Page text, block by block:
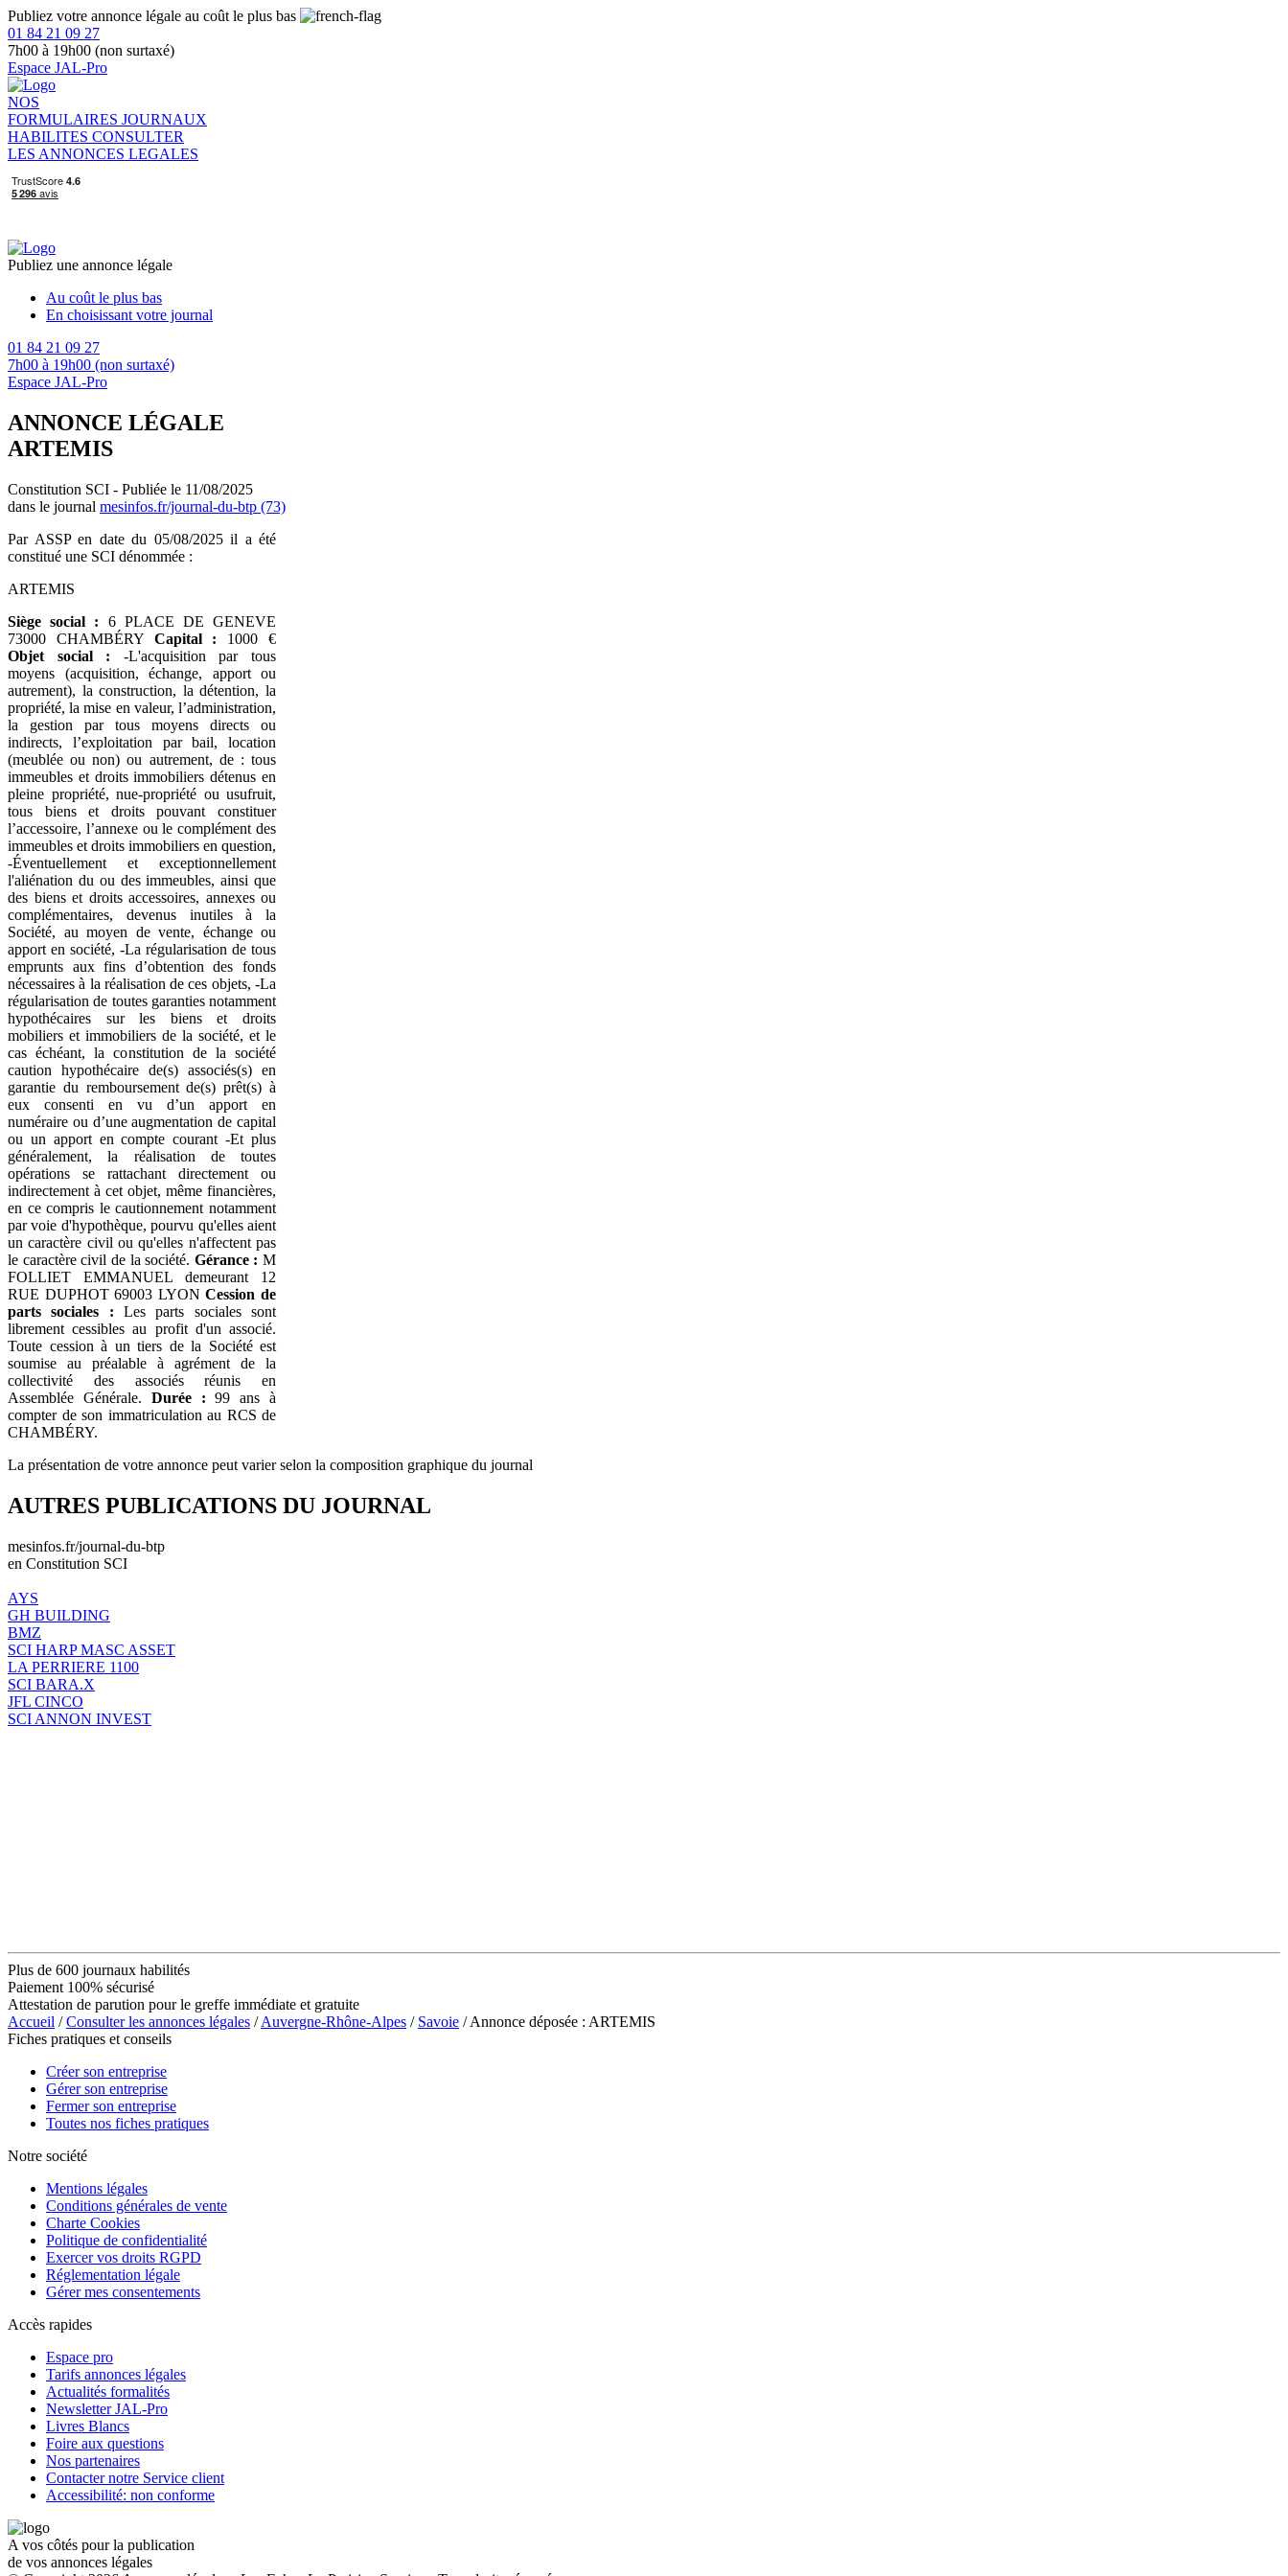
Publiez votre annonce légale au coût le plus bas
01 84 21 09 27
7h00 à 19h00 (non surtaxé)
Espace JAL-Pro
NOS
FORMULAIRES JOURNAUX
HABILITES CONSULTER
LES ANNONCES LEGALES
Publiez une annonce légale
Au coût le plus bas
En choisissant votre journal
01 84 21 09 27
7h00 à 19h00 (non surtaxé)
Espace JAL-Pro
ANNONCE LÉGALE
ARTEMIS
Constitution SCI - Publiée le 11/08/2025
dans le journal mesinfos.fr/journal-du-btp (73)
Par ASSP en date du 05/08/2025 il a été
constitué une SCI dénommée :
ARTEMIS
Siège social : 6 PLACE DE GENEVE
73000 CHAMBÉRY Capital : 1000 €
Objet social : -L'acquisition par tous
moyens (acquisition, échange, apport ou
autrement), la construction, la détention, la
propriété, la mise en valeur, l’administration,
la gestion par tous moyens directs ou
indirects, l’exploitation par bail, location
(meublée ou non) ou autrement, de : tous
immeubles et droits immobiliers détenus en
pleine propriété, nue-propriété ou usufruit,
tous biens et droits pouvant constituer
l’accessoire, l’annexe ou le complément des
immeubles et droits immobiliers en question,
-Éventuellement et exceptionnellement
l'aliénation du ou des immeubles, ainsi que
des biens et droits accessoires, annexes ou
complémentaires, devenus inutiles à la
Société, au moyen de vente, échange ou
apport en société, -La régularisation de tous
emprunts aux fins d’obtention des fonds
nécessaires à la réalisation de ces objets, -La
régularisation de toutes garanties notamment
hypothécaires sur les biens et droits
mobiliers et immobiliers de la société, et le
cas échéant, la constitution de la société
caution hypothécaire de(s) associés(s) en
garantie du remboursement de(s) prêt(s) à
eux consenti en vu d’un apport en
numéraire ou d’une augmentation de capital
ou un apport en compte courant -Et plus
généralement, la réalisation de toutes
opérations se rattachant directement ou
indirectement à cet objet, même financières,
en ce compris le cautionnement notamment
par voie d'hypothèque, pourvu qu'elles aient
un caractère civil ou qu'elles n'affectent pas
le caractère civil de la société. Gérance : M
FOLLIET EMMANUEL demeurant 12
RUE DUPHOT 69003 LYONCession de
parts sociales : Les parts sociales sont
librement cessibles au profit d'un associé.
Toute cession à un tiers de la Société est
soumise au préalable à agrément de la
collectivité des associés réunis en
Assemblée Générale. Durée : 99 ans à
compter de son immatriculation au RCS de
CHAMBÉRY.
La présentation de votre annonce peut varier selon la composition graphique du journal
AUTRES PUBLICATIONS DU JOURNAL
mesinfos.fr/journal-du-btp
en Constitution SCI
AYS
GH BUILDING
BMZ
SCI HARP MASC ASSET
LA PERRIERE 1100
SCI BARA.X
JFL CINCO
SCI ANNON INVEST
Plus de 600 journaux habilités
Paiement 100% sécurisé
Attestation de parution pour le greffe immédiate et gratuite
Accueil /Consulter les annonces légales /Auvergne-Rhône-Alpes / Savoie / Annonce déposée : ARTEMIS
Fiches pratiques et conseils
Créer son entreprise
Gérer son entreprise
Fermer son entreprise
Toutes nos fiches pratiques
Notre société
Mentions légales
Conditions générales de vente
Charte Cookies
Politique de confidentialité
Exercer vos droits RGPD
Réglementation légale
Gérer mes consentements
Accès rapides
Espace pro
Tarifs annonces légales
Actualités formalités
Newsletter JAL-Pro
Livres Blancs
Foire aux questions
Nos partenaires
Contacter notre Service client
Accessibilité: non conforme
A vos côtés pour la publication
de vos annonces légales